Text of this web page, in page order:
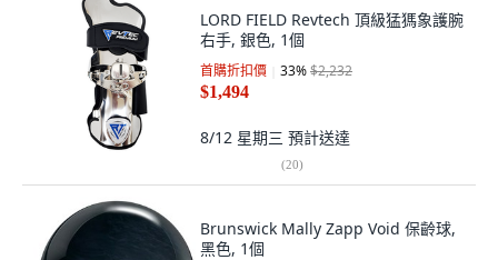
LORD FIELD Revtech 頂級猛獁象護腕
右手, 銀色, 1個
首購折扣價 33%$2,232
$1,494
8/12 星期三 預計送達
(20)
Brunswick Mally Zapp Void 保齡球,
黑色, 1個